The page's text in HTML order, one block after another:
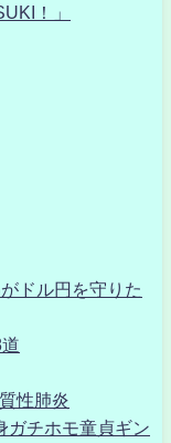
！」
ドル円を守りた
性肺炎
ガチホモ童貞ギン